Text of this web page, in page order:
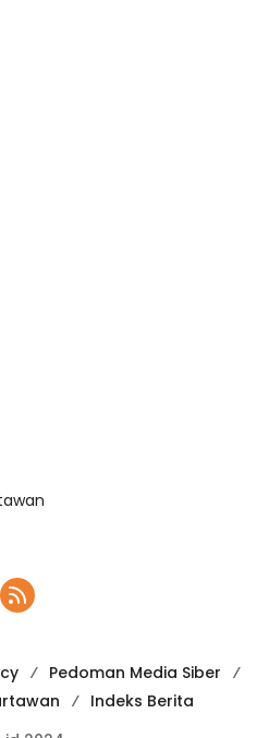
Pedoman Media Siber
Indeks Berita